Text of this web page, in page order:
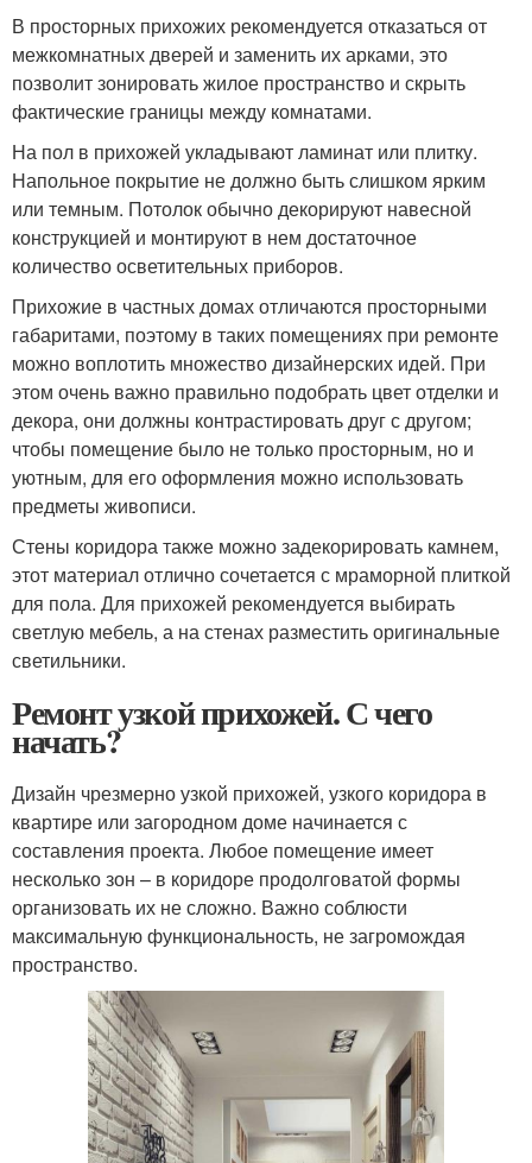
В просторных прихожих рекомендуется отказаться от
межкомнатных дверей и заменить их арками, это
позволит зонировать жилое пространство и скрыть
фактические границы между комнатами.
На пол в прихожей укладывают ламинат или плитку.
Напольное покрытие не должно быть слишком ярким
или темным. Потолок обычно декорируют навесной
конструкцией и монтируют в нем достаточное
количество осветительных приборов.
Прихожие в частных домах отличаются просторными
габаритами, поэтому в таких помещениях при ремонте
можно воплотить множество дизайнерских идей. При
этом очень важно правильно подобрать цвет отделки и
декора, они должны контрастировать друг с другом;
чтобы помещение было не только просторным, но и
уютным, для его оформления можно использовать
предметы живописи.
Стены коридора также можно задекорировать камнем,
этот материал отлично сочетается с мраморной плиткой
для пола. Для прихожей рекомендуется выбирать
светлую мебель, а на стенах разместить оригинальные
светильники.
Ремонт узкой прихожей. С чего
начать?
Дизайн чрезмерно узкой прихожей, узкого коридора в
квартире или загородном доме начинается с
составления проекта. Любое помещение имеет
несколько зон – в коридоре продолговатой формы
организовать их не сложно. Важно соблюсти
максимальную функциональность, не загромождая
пространство.